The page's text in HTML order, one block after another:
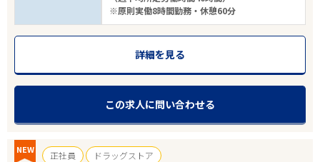
※原則実働8時間勤務・休憩60分
詳細を見る
この求人に問い合わせる
NEW 正社員
ドラッグストア